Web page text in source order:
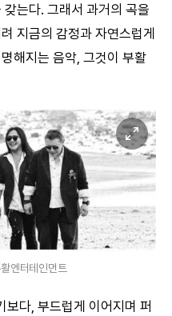
는다. 그래서 과거의 곡을
지금의 감정과 자연스럽게
해지는 음악, 그것이 부활
엔터테인먼트
다, 부드럽게 이어지며 퍼